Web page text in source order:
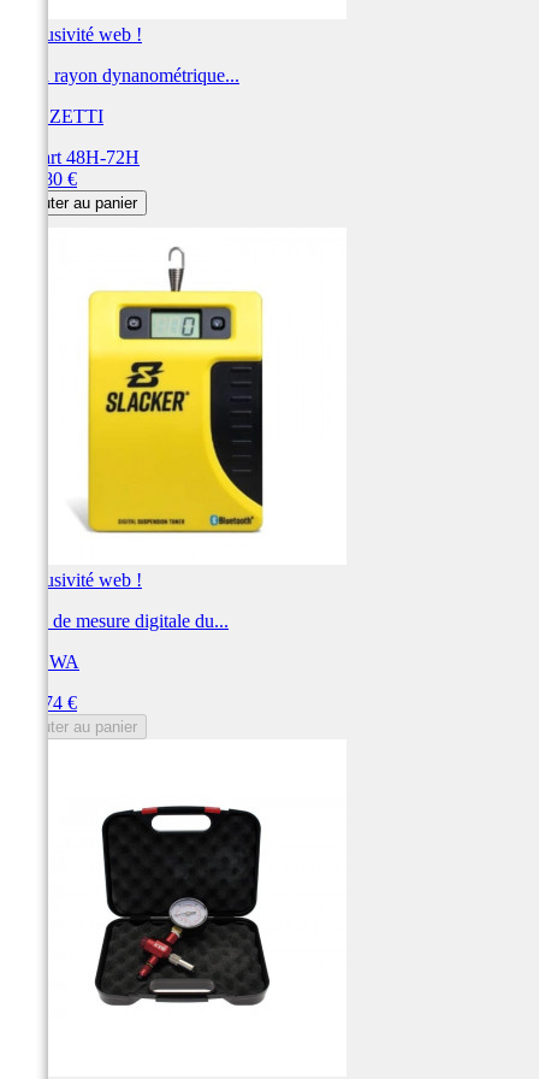
Exclusivité web !
Clé à rayon dynanométrique...
BUZZETTI
Départ 48H-72H
198,80 €
Ajouter au panier
Exclusivité web !
Outil de mesure digitale du...
SHOWA
196,74 €
Ajouter au panier